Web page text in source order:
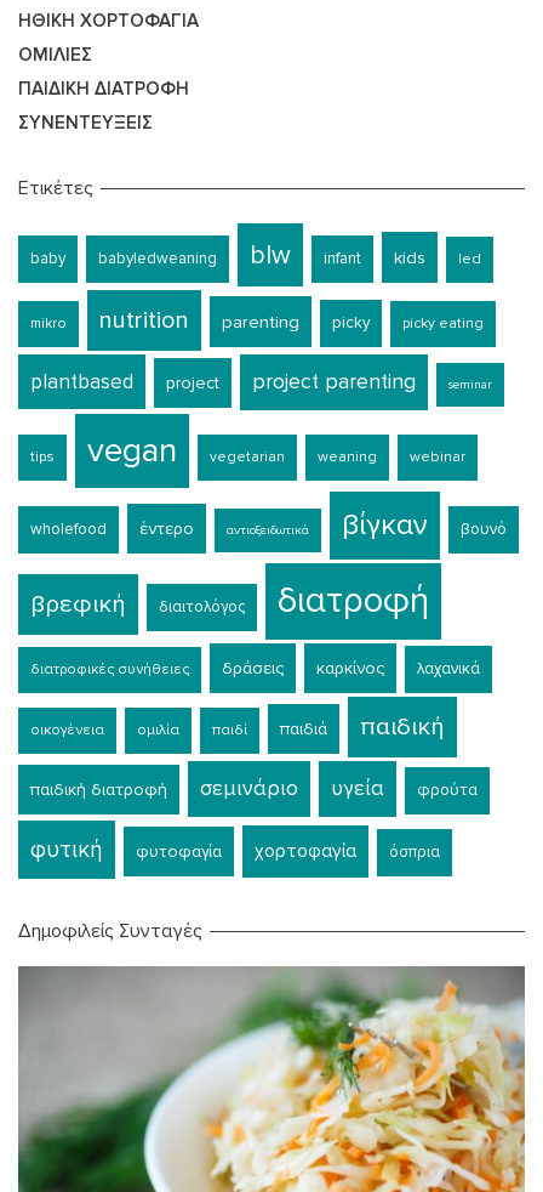
ΗΘΙΚΉ ΧΟΡΤΟΦΑΓΊΑ
ΟΜΙΛΊΕΣ
ΠΑΙΔΙΚΉ ΔΙΑΤΡΟΦΉ
ΣΥΝΕΝΤΕΎΞΕΙΣ
Ετικέτες
baby babyledweaning blw infant kids led
mikro nutrition parenting picky picky eating
plantbased project project parenting seminar
tips vegan vegetarian weaning webinar
wholefood έντερο αντιοξειδωτικά βίγκαν βουνό
βρεφική διαιτολόγος διατροφή
διατροφικές συνήθειες δράσεις καρκίνος λαχανικά
οικογένεια ομιλία παιδί παιδιά παιδική
παιδική διατροφή σεμινάριο υγεία φρούτα
φυτική φυτοφαγία χορτοφαγία όσπρια
Δημοφιλείς Συνταγές